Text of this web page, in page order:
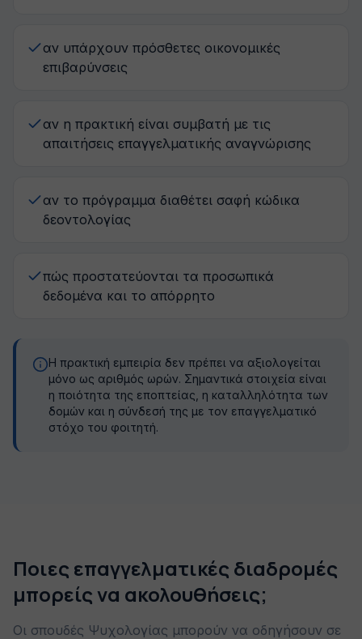
αν υπάρχουν πρόσθετες οικονομικές
επιβαρύνσεις
αν η πρακτική είναι συμβατή με τις
απαιτήσεις επαγγελματικής αναγνώρισης
αν το πρόγραμμα διαθέτει σαφή κώδικα
δεοντολογίας
πώς προστατεύονται τα προσωπικά
δεδομένα και το απόρρητο
Η πρακτική εμπειρία δεν πρέπει να αξιολογείται
μόνο ως αριθμός ωρών. Σημαντικά στοιχεία είναι
η ποιότητα της εποπτείας, η καταλληλότητα των
δομών και η σύνδεσή της με τον επαγγελματικό
στόχο του φοιτητή.
Ποιες επαγγελματικές διαδρομές
μπορείς να ακολουθήσεις;
Οι σπουδές Ψυχολογίας μπορούν να οδηγήσουν σε